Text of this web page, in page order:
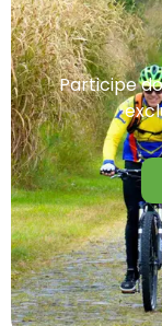
Participe